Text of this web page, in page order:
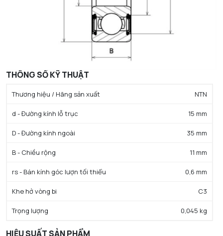
THÔNG SỐ KỸ THUẬT
Thương hiệu / Hãng sản xuất NTN
d - Đường kính lỗ trục 15 mm
D - Đường kính ngoài 35 mm
B - Chiều rộng 11 mm
rs - Bán kính góc lượn tối thiểu 0,6 mm
Khe hở vòng bi C3
Trọng lượng 0,045 kg
HIỆU SUẤT SẢN PHẨM